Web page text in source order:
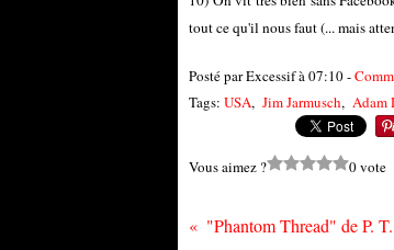
tout ce qu'il nous faut (... mais
Posté par Excessif à 07:10 -
Tags: USA, Jim Jarmusch, Adam
Vous aimez ? 0 vote